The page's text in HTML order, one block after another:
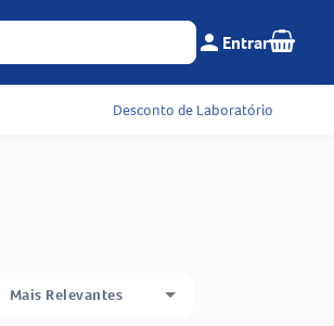
Menu do cliente e
person Entrar Seu
Desconto de Laboratório
Mais Relevantes